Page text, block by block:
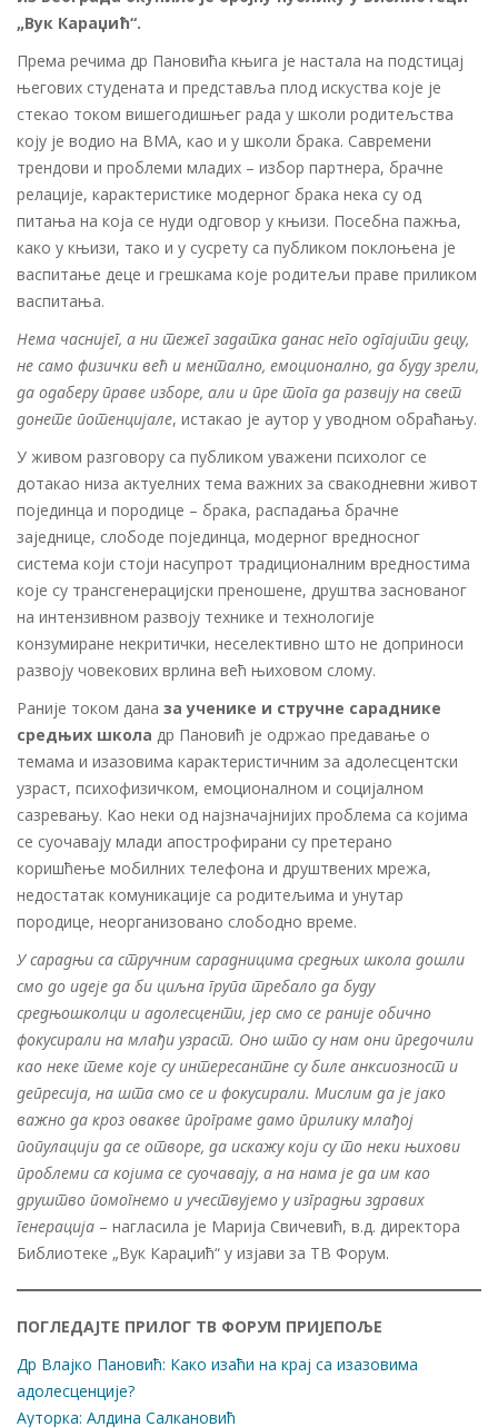
„Вук Караџић“.
Према речима др Пановића књига је настала на подстицај
његових студената и представља плод искуства које је
стекао током вишегодишњег рада у школи родитељства
коју је водио на ВМА, као и у школи брака. Савремени
трендови и проблеми младих – избор партнера, брачне
релације, карактеристике модерног брака нека су од
питања на која се нуди одговор у књизи. Посебна пажња,
како у књизи, тако и у сусрету са публиком поклоњена је
васпитање деце и грешкама које родитељи праве приликом
васпитања.
Нема часнијег, а ни тежег задатка данас него одгајити децу,
не само физички већ и ментално, емоционално, да буду зрели,
да одаберу праве изборе, али и пре тога да развију на свет
донете потенцијале, истакао је аутор у уводном обраћању.
У живом разговору са публиком уважени психолог се
дотакао низа актуелних тема важних за свакодневни живот
појединца и породице – брака, распадања брачне
заједнице, слободе појединца, модерног вредносног
система који стоји насупрот традиционалним вредностима
које су трансгенерацијски преношене, друштва заснованог
на интензивном развоју технике и технологије
конзумиране некритички, неселективно што не доприноси
развоју човекових врлина већ њиховом слому.
Раније током дана за ученике и стручне сараднике
средњих школа др Пановић је одржао предавање о
темама и изазовима карактеристичним за адолесцентски
узраст, психофизичком, емоционалном и социјалном
сазревању. Као неки од најзначајнијих проблема са којима
се суочавају млади апострофирани су претерано
коришћење мобилних телефона и друштвених мрежа,
недостатак комуникације са родитељима и унутар
породице, неорганизовано слободно време.
У сарадњи са стручним сарадницима средњих школа дошли
смо до идеје да би циљна група требало да буду
средњошколци и адолесценти, јер смо се раније обично
фокусирали на млађи узраст. Оно што су нам они предочили
као неке теме које су интересантне су биле анксиозност и
депресија, на шта смо се и фокусирали. Мислим да је јако
важно да кроз овакве програме дамо прилику млађој
популацији да се отворе, да искажу који су то неки њихови
проблеми са којима се суочавају, а на нама је да им као
друштво помогнемо и учествујемо у изградњи здравих
генерација – нагласила је Марија Свичевић, в.д. директора
Библиотеке „Вук Караџић“ у изјави за ТВ Форум.
ПОГЛЕДАЈТЕ ПРИЛОГ ТВ ФОРУМ ПРИЈЕПОЉЕ
Др Влајко Пановић: Како изаћи на крај са изазовима
адолесценције?
Ауторка: Алдина Салкановић